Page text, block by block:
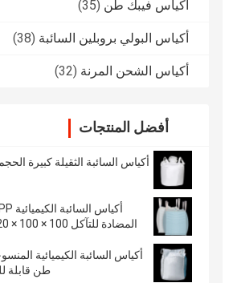
أكياس فيبك طن (35)
أكياس البولي بروبلين السائبة (38)
أكياس الشحن المرنة (32)
أفضل المنتجات
المضادة للتآكل 100 × 100 × 120 سم
طن قابلة